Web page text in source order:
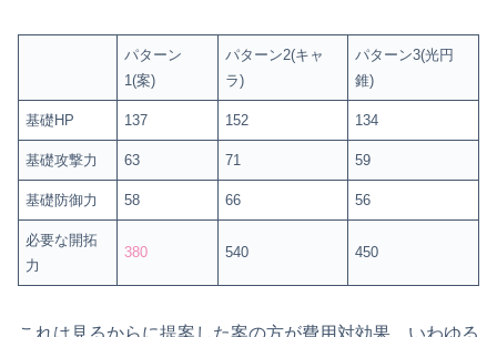
パターン
1(案)
パターン2(キャ
ラ)
パターン3(光円
錐)
基礎HP 137 152 134
基礎攻撃力 63 71 59
基礎防御力 58 66 56
必要な開拓
力
380 540 450
これは見るからに提案した案の方が費用対効果、いわゆる